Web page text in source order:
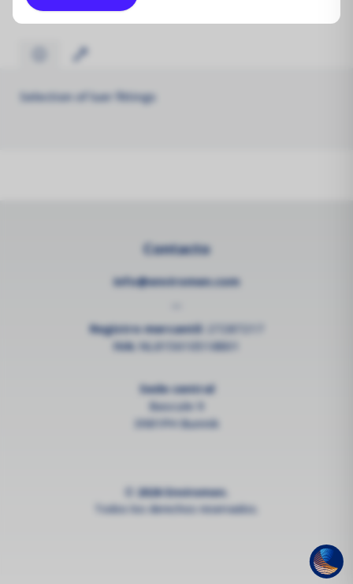
Selection of luer fittings
Contacto
info@enviromen.com
Registro mercantil: 27287217
IVA: NL815610518B01
Sede central
Bascule 9
3981PH Bunnik
© 2026 Enviromen.
Todos los derechos reservados.